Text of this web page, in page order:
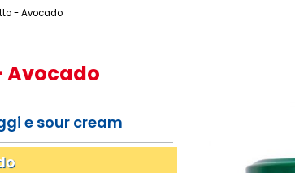
- Avocado
e sour cream